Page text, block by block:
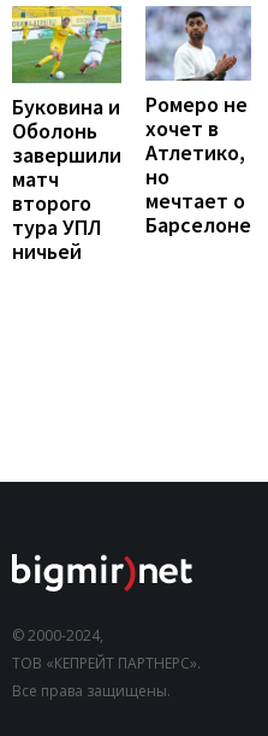
Буковина и
Оболонь
завершили
матч
второго
тура УПЛ
ничьей
Ромеро не
хочет в
Атлетико,
но
мечтает о
Барселоне
© 2000-2024,
ТОВ «КЕПРЕЙТ ПАРТНЕРС».
Все права защищены.